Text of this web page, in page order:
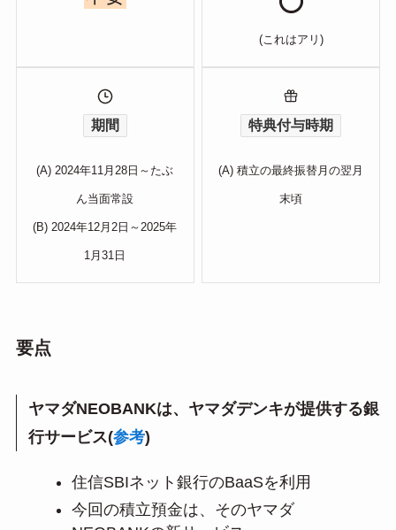
(これはアリ)
期間
(A) 2024年11月28日～たぶ
ん当面常設
(B) 2024年12月2日～2025年
1月31日
特典付与時期
(A) 積立の最終振替月の翌月
末頃
要点
ヤマダNEOBANKは、ヤマダデンキが提供する銀
行サービス(参考)
住信SBIネット銀行のBaaSを利用
今回の積立預金は、そのヤマダ